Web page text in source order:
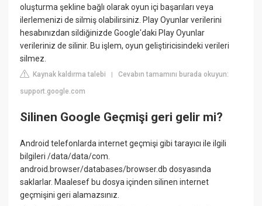
oluşturma şekline bağlı olarak oyun içi başarıları veya
ilerlemenizi de silmiş olabilirsiniz. Play Oyunlar verilerini
hesabınızdan sildiğinizde Google'daki Play Oyunlar
verileriniz de silinir. Bu işlem, oyun geliştiricisindeki verileri
silmez.
Kaynak kaldırma talebi |Cevabın tamamını burada okuyun:
support.google.com
Silinen Google Geçmişi geri gelir mi?
Android telefonlarda internet geçmişi gibi tarayıcı ile ilgili
bilgileri /data/data/com.
android.browser/databases/browser.db dosyasında
saklarlar. Maalesef bu dosya içinden silinen internet
geçmişini geri alamazsınız.